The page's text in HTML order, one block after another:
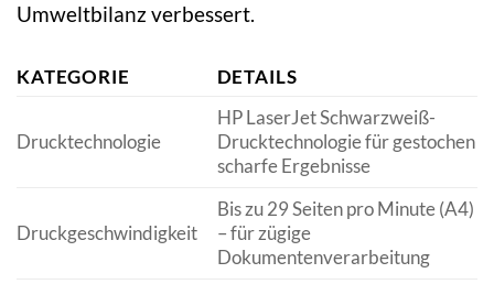
Umweltbilanz verbessert.
KATEGORIE DETAILS
Drucktechnologie
HP LaserJet Schwarzweiß-
Drucktechnologie für gestochen
scharfe Ergebnisse
Druckgeschwindigkeit
Bis zu 29 Seiten pro Minute (A4)
– für zügige
Dokumentenverarbeitung